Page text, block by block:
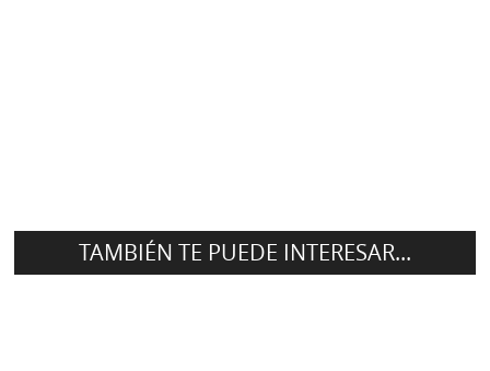
TAMBIÉN TE PUEDE INTERESAR...